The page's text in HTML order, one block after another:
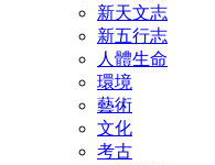
新天文志
新五行志
人體生命
環境
藝術
文化
考古